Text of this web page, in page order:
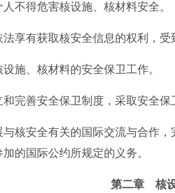
得危害核设施、核材料安全。
有获取核安全信息的权利，受
、核材料的安全保卫工作。
善安全保卫制度，采取安全保
安全有关的国际交流与合作，
的国际公约所规定的义务。
第二章 核